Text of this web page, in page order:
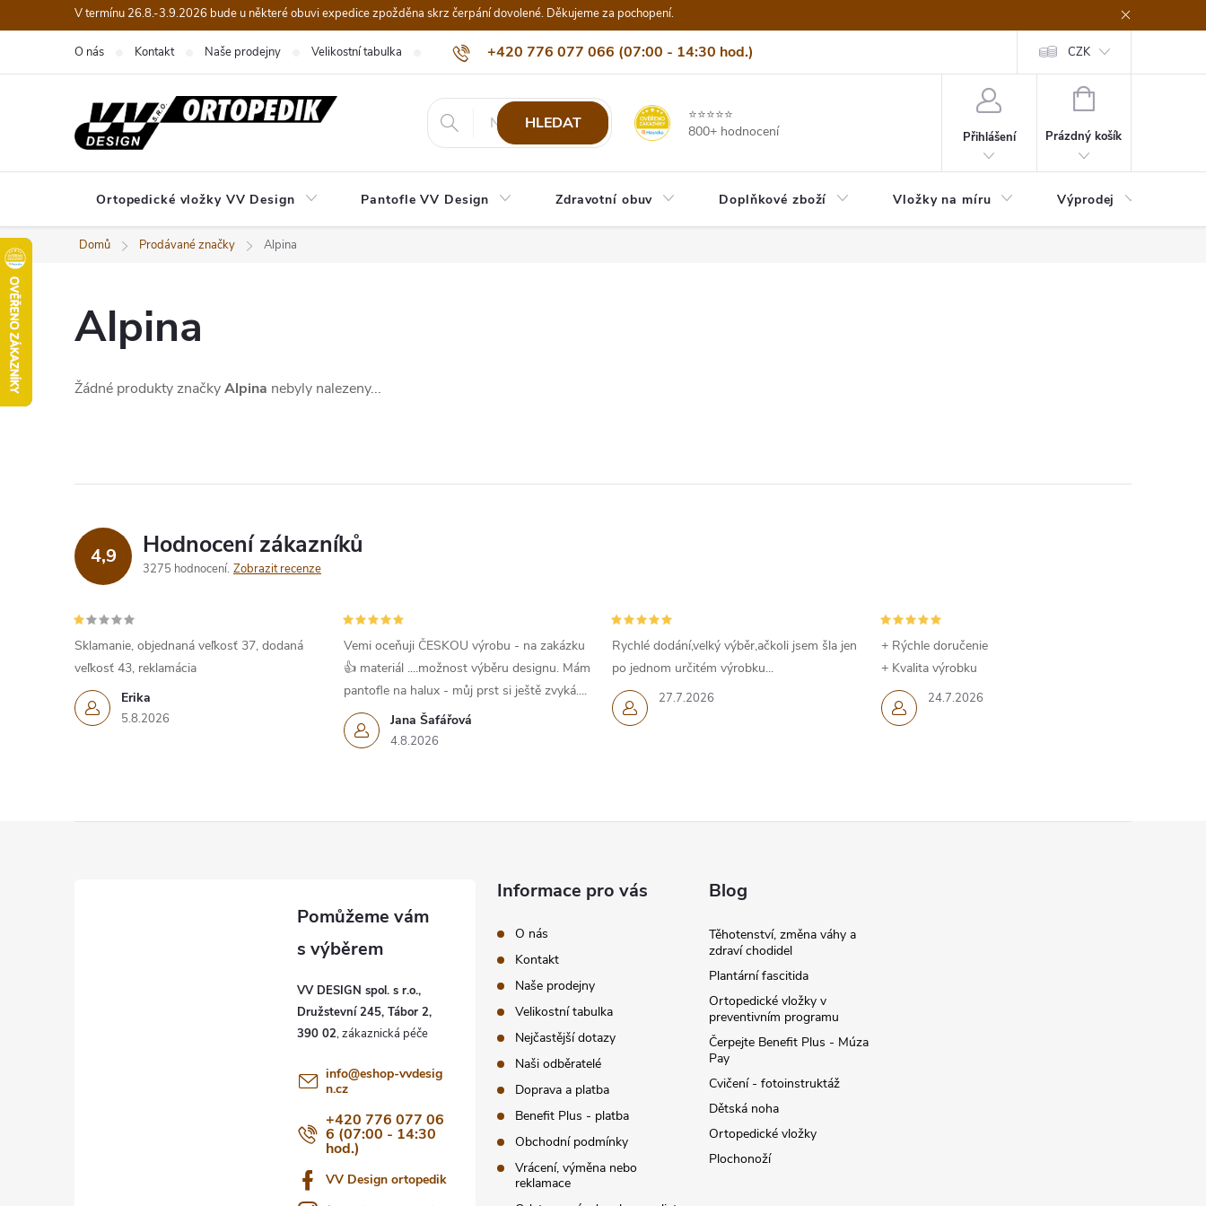
na
V termínu 26.8.-3.9.2026 bude u některé obuvi expedice zpožděna skrz čerpání dovolené. Děkujeme za pochopení.
+420 776 077 066 (07:00 - 14:30 hod.)
info@eshop-vvdesign.cz
O nás Kontakt Naše prodejny Velikostní tabulka Nejčastější dotazy Naši odběratelé Doprava a platba Vrácení, výměna nebo
CZK
HLEDAT
⭐⭐⭐⭐⭐
800+ hodnocení
Přihlášení
NÁKUPNÍ
Prázdný košík
Ortopedické vložky VV Design Pantofle VV Design Zdravotní obuv Doplňkové zboží Vložky na míru Výprodej
Domů Prodávané značky Alpina
Alpina
Žádné produkty značkyAlpina nebyly nalezeny...
4,9 Hodnocení zákazníků
3275 hodnocení Zobrazit recenze
Erika
5.8.2026
Sklamanie, objednaná veľkosť 37, dodaná
veľkosť 43, reklamácia
Jana Šafářová
4.8.2026
Vemi oceňuji ČESKOU výrobu - na zakázku
👍 materiál ....možnost výběru designu. Mám
pantofle na halux - můj prst si ještě zvyká....
27.7.2026
Rychlé dodání,velký výběr,ačkoli jsem šla jen
po jednom určitém výrobku...
24.7.2026
+ Rýchle doručenie
+ Kvalita výrobku
VV DESIGN spol. s r.o.,
Družstevní 245, Tábor 2,
390 02
info@eshop-vvdesig
n.cz
+420 776 077 06
6 (07:00 - 14:30
hod.)
VV Design ortopedik
Informace pro vás
O nás
Kontakt
Naše prodejny
Velikostní tabulka
Nejčastější dotazy
Naši odběratelé
Doprava a platba
Benefit Plus - platba
Obchodní podmínky
Vrácení, výměna nebo
reklamace
Blog
Těhotenství, změna váhy a
zdraví chodidel
Plantární fascitida
Ortopedické vložky v
preventivním programu
Čerpejte Benefit Plus - Múza
Pay
Cvičení - fotoinstruktáž
Dětská noha
Ortopedické vložky
Plochonoží